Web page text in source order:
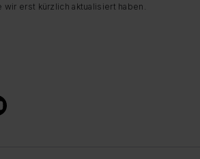
wir erst kürzlich aktualisiert haben.